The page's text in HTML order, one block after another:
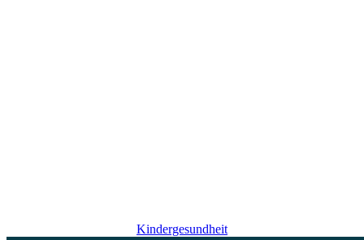
Kindergesundheit